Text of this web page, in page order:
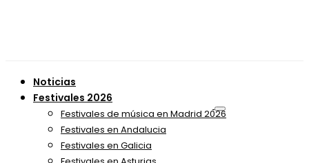
Noticias
Festivales 2026
Festivales de música en Madrid 2026
Festivales en Andalucia
Festivales en Galicia